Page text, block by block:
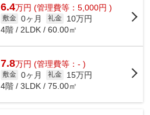
6.4万円 (管理費等：5,000円 )
敷金 0ヶ月 礼金
10万円
4階 / 2LDK / 60.00㎡
7.8万円 (管理費等：- )
敷金 0ヶ月 礼金
15万円
4階 / 3LDK / 75.00㎡